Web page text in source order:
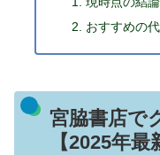
おすすめの
宮脇書店で
【2025年最